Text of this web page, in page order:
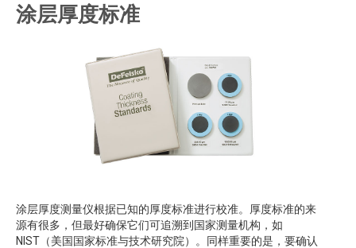
涂层厚度标准
涂层厚度测量仪根据已知的厚度标准进行校准。厚度标准的来
源有很多，但最好确保它们可追溯到国家测量机构，如
NIST（美国国家标准与技术研究院）。同样重要的是，要确认